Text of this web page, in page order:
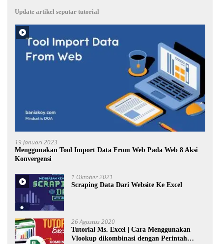
Update artikel seputar tutorial
19 Januari 2023
Menggunakan Tool Import Data From Web Pada Web 8 Aksi
Konvergensi
1 Oktober 2021
Scraping Data Dari Website Ke Excel
26 Agustus 2020
Tutorial Ms. Excel | Cara Menggunakan
Vlookup dikombinasi dengan Perintah